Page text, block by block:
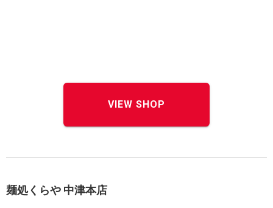
VIEW SHOP
麺処くらや 中津本店